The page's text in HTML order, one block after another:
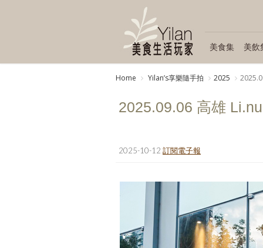
美食集 美飲
Home Yilanʼs享樂隨手拍 2025
2025.09.06 高雄 Li.nu
2025-10-12 訂閱電子報